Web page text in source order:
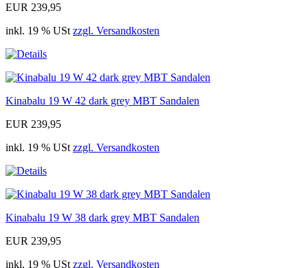
EUR 239,95
inkl. 19 % USt zzgl. Versandkosten
Kinabalu 19 W 42 dark grey MBT Sandalen
EUR 239,95
inkl. 19 % USt zzgl. Versandkosten
Kinabalu 19 W 38 dark grey MBT Sandalen
EUR 239,95
inkl. 19 % USt zzgl. Versandkosten